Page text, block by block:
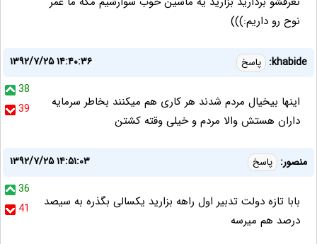
نوح رو داریم:)))
khabide: پاسخ
۱۳۹۲/۷/۲۵ ۱۴:۴۰:۳۶
38
39
اینها بیخیال مردم شدند هر کاری هم میکنند بخاطر سرمایه
داران هستش والا مردم و خیلی وقته کشتن
منصور: پاسخ
۱۳۹۲/۷/۲۵ ۱۴:۵۱:۰۳
36
41
بابا تازه دولت تدبیر اول راهه بزارید یکسالی بگذره به سیصد
درصد هم میرسه